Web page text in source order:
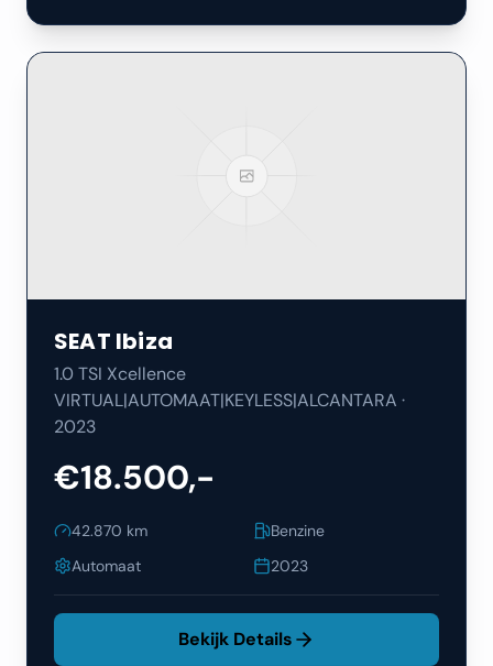
SEAT Ibiza
1.0 TSI Xcellence
VIRTUAL|AUTOMAAT|KEYLESS|ALCANTARA ·
2023
€18.500,-
42.870 km
Benzine
Automaat
2023
Bekijk Details